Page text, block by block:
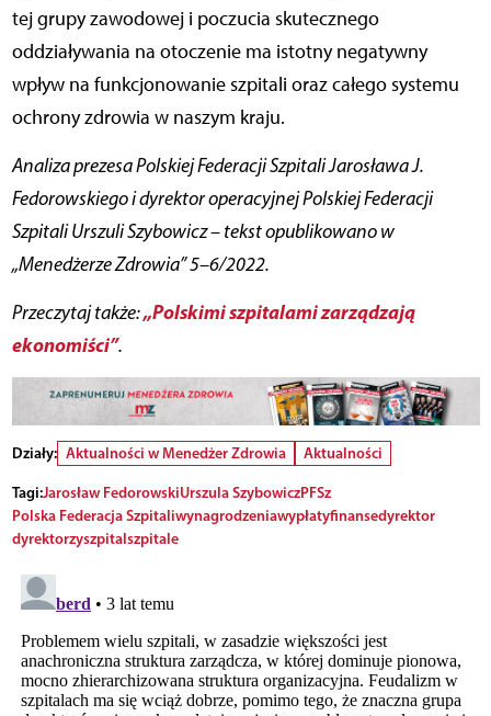
tej grupy zawodowej i poczucia skutecznego
oddziaływania na otoczenie ma istotny negatywny
wpływ na funkcjonowanie szpitali oraz całego systemu
ochrony zdrowia w naszym kraju.
Analiza prezesa Polskiej Federacji Szpitali Jarosława J.
Fedorowskiego i dyrektor operacyjnej Polskiej Federacji
Szpitali Urszuli Szybowicz – tekst opublikowano w
„Menedżerze Zdrowia” 5–6/2022.
Przeczytaj także:„Polskimi szpitalami zarządzają
ekonomiści”.
Działy: Aktualności w Menedżer Zdrowia
Aktualności
Tagi:Jarosław FedorowskiUrszula SzybowiczPFSz
Polska Federacja Szpitaliwynagrodzeniawypłatyfinansedyrektor
dyrektorzyszpitalszpitale